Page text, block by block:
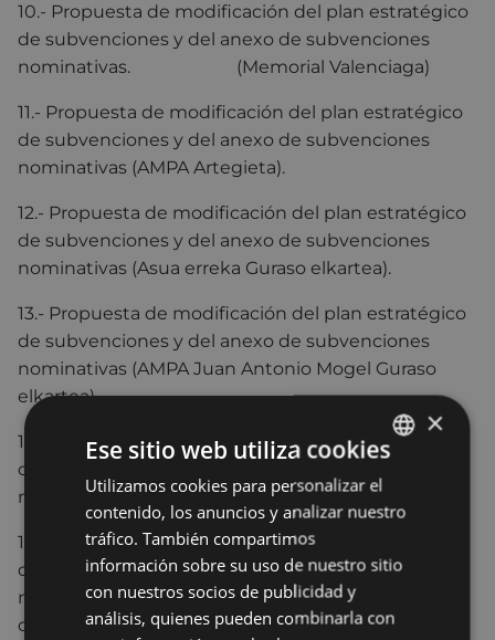
10.- Propuesta de modificación del plan estratégico
de subvenciones y del anexo de subvenciones
nominativas. (Memorial Valenciaga)
11.- Propuesta de modificación del plan estratégico
de subvenciones y del anexo de subvenciones
nominativas (AMPA Artegieta).
12.- Propuesta de modificación del plan estratégico
de subvenciones y del anexo de subvenciones
nominativas (Asua erreka Guraso elkartea).
13.- Propuesta de modificación del plan estratégico
de subvenciones y del anexo de subvenciones
nominativas (AMPA Juan Antonio Mogel Guraso
elkartea).
14.- Propuesta de modificación del plan estratégico
de subvenciones y del anexo de subvenciones
nominativas (AMPA Virgen de Arrate).
15.- Propuesta de modificación del plan estratégico
de subvenciones y del anexo de subvenciones
nominativas. (Asociación Aldatze. Madres y Padres
de Alumn@s Colegio Sta Mª Providencia).
BASQUE
SPANISH
×
Ese sitio web utiliza cookies
Utilizamos cookies para personalizar el
contenido, los anuncios y analizar nuestro
tráfico. También compartimos
información sobre su uso de nuestro sitio
con nuestros socios de publicidad y
análisis, quienes pueden combinarla con